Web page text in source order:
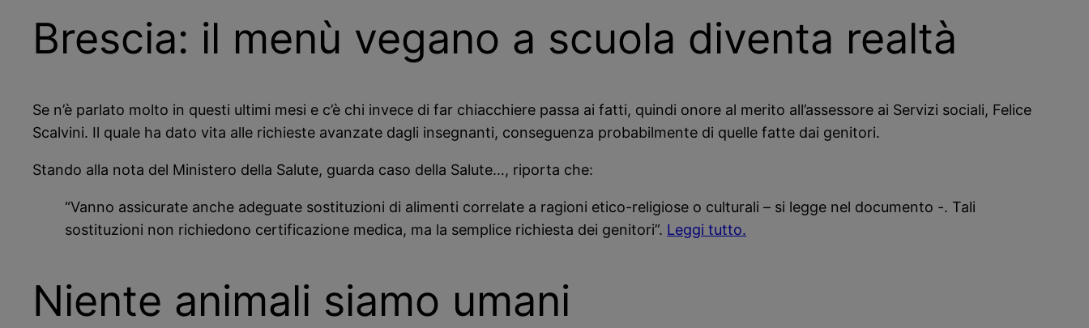
Brescia: il menù vegano a scuola diventa realtà
Se n’è parlato molto in questi ultimi mesi e c’è chi invece di far chiacchiere passa ai fatti, quindi onore al merito all’assessore ai Servizi sociali, Felice
Scalvini. Il quale ha dato vita alle richieste avanzate dagli insegnanti, conseguenza probabilmente di quelle fatte dai genitori.
Stando alla nota del Ministero della Salute, guarda caso della Salute…, riporta che:
“Vanno assicurate anche adeguate sostituzioni di alimenti correlate a ragioni etico-religiose o culturali – si legge nel documento -. Tali
sostituzioni non richiedono certificazione medica, ma la semplice richiesta dei genitori”. Leggi tutto.
Niente animali siamo umani